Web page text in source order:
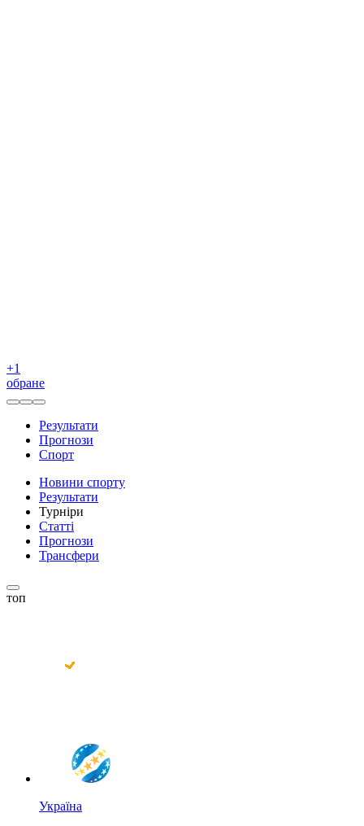
+1
обране
Результати
Прогнози
Спорт
Новини спорту
Результати
Турніри
Статті
Прогнози
Трансфери
топ
Україна